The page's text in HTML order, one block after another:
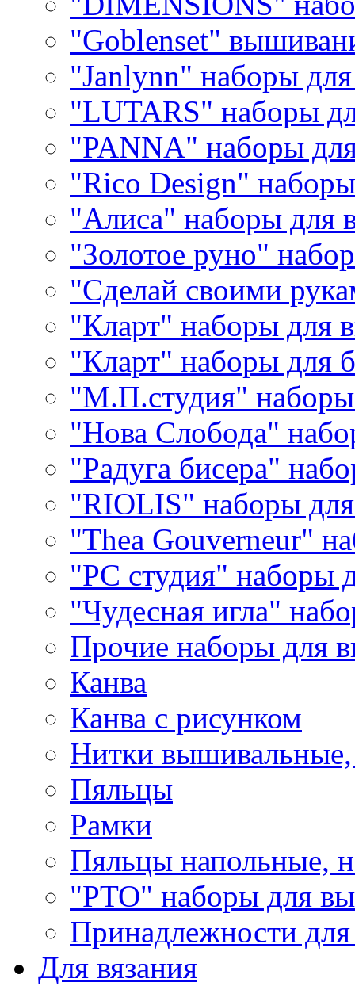
"Goblenset"
"Janlynn" наборы
"LUTARS" наборы
"PANNA" наборы
"Rico Design"
"Алиса" наборы для
"Золотое руно"
"Сделай своими
"Кларт" наборы для
"Кларт" наборы для
"М.П.студия"
"Нова Слобода"
"Радуга бисера"
"RIOLIS" наборы
"Thea Gouverneur"
"РС студия" наборы
"Чудесная игла"
Прочие наборы для
Канва
Канва с рисунком
Нитки
Пяльцы
Рамки
Пяльцы напольные,
"РТО" наборы для
Принадлежности
Для вязания